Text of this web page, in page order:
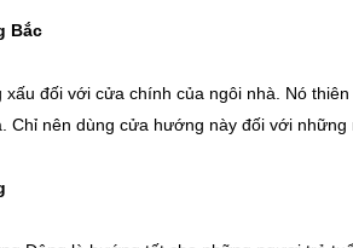
Bắc
đối với cửa chính của ngôi nhà. Nó
Chỉ nên dùng cửa hướng này đối với những